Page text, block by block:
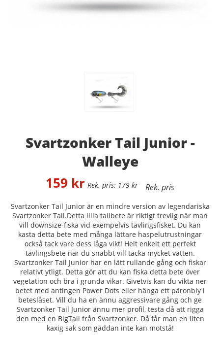
Svartzonker Tail Junior -
Walleye
179 kr
159 kr
Svartzonker Tail Junior är en mindre version av legendariska
Svartzonker Tail.Detta lilla tailbete är riktigt trevlig när man
vill downsize-fiska vid exempelvis tävlingsfisket. Du kan
kasta detta bete med många lättare haspelutrustningar
också tack vare dess låga vikt! Helt enkelt ett perfekt
tävlingsbete när du snabbt vill täcka mycket vatten.
Svartzonker Tail Junior har en lätt rullande gång och fiskar
relativt ytligt. Detta gör att du kan fiska detta bete över
vegetation och bra i grunda vikar. Givetvis kan du vikta ner
betet med antingen Power Dots eller hänga ett päronbly i
beteslåset. Vill du ha en ännu aggressivare gång och ge
Svartzonker Tail Junior ännu mer profil, testa då att rigga
den med en BigTail från Svartzonker. Då får man en liten
kaxig sak som gäddan inte kan motstå!